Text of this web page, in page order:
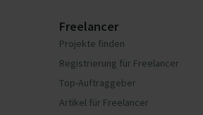
Freelancer
Projekte finden
Registrierung für Freelancer
Top-Auftraggeber
Artikel für Freelancer